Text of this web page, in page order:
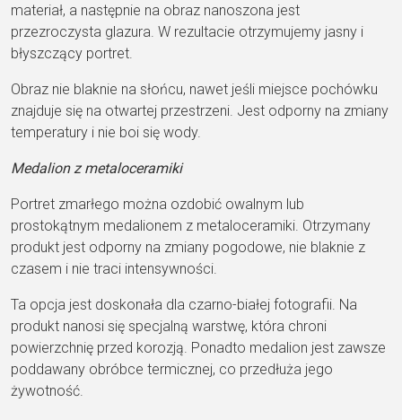
materiał, a następnie na obraz nanoszona jest
przezroczysta glazura. W rezultacie otrzymujemy jasny i
błyszczący portret.
Obraz nie blaknie na słońcu, nawet jeśli miejsce pochówku
znajduje się na otwartej przestrzeni. Jest odporny na zmiany
temperatury i nie boi się wody.
Medalion z metaloceramiki
Portret zmarłego można ozdobić owalnym lub
prostokątnym medalionem z metaloceramiki. Otrzymany
produkt jest odporny na zmiany pogodowe, nie blaknie z
czasem i nie traci intensywności.
Ta opcja jest doskonała dla czarno-białej fotografii. Na
produkt nanosi się specjalną warstwę, która chroni
powierzchnię przed korozją. Ponadto medalion jest zawsze
poddawany obróbce termicznej, co przedłuża jego
żywotność.